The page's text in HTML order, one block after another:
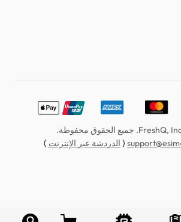
American Express, Discover,
( الدردشة عبر الإنترنت )